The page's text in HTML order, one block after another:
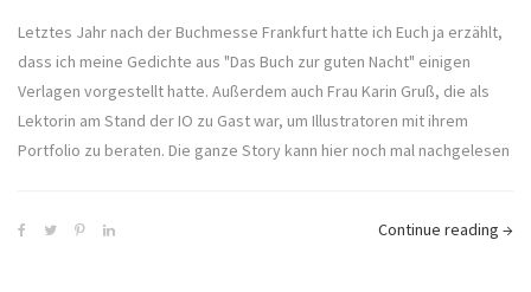
Letztes Jahr nach der Buchmesse Frankfurt hatte ich Euch ja erzählt,
dass ich meine Gedichte aus "Das Buch zur guten Nacht" einigen
Verlagen vorgestellt hatte. Außerdem auch Frau Karin Gruß, die als
Lektorin am Stand der IO zu Gast war, um Illustratoren mit ihrem
Portfolio zu beraten. Die ganze Story kann hier noch mal nachgelesen
Continue reading →